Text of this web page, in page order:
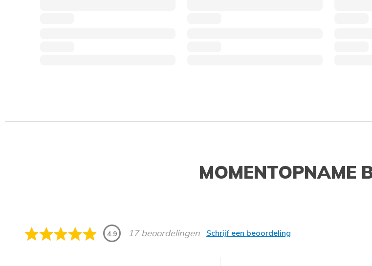
MOMENTOPNAME
4.9 17 beoordelingen Schrijf een beoordeling